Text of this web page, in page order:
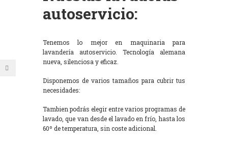
autoservicio:
Tenemos lo mejor en maquinaria para
lavandería autoservicio. Tecnología alemana
nueva, silenciosa y eficaz.
Disponemos de varios tamaños para cubrir tus
necesidades:
Tambien podrás elegir entre varios programas de
lavado, que van desde el lavado en frío, hasta los
60º de temperatura, sin coste adicional.